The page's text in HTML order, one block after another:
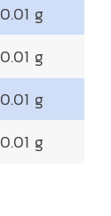
0.01 g
0.01 g
0.01 g
0.01 g